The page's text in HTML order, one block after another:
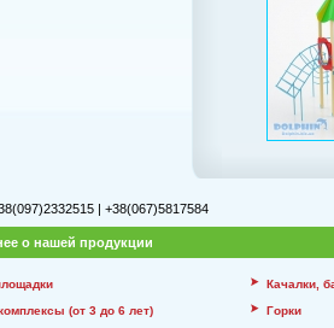
| +38(067)5817584
о нашей продукции
Качалки,
(от 3 до 6 лет)
Горки